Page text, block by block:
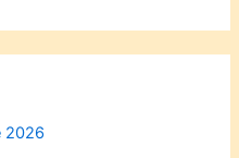
2026